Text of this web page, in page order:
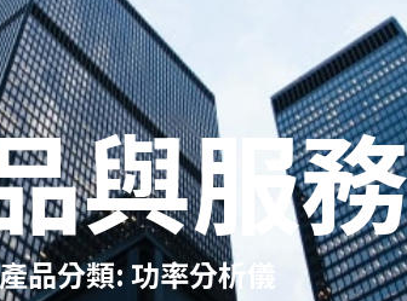
與服
品分類: 功率分析儀